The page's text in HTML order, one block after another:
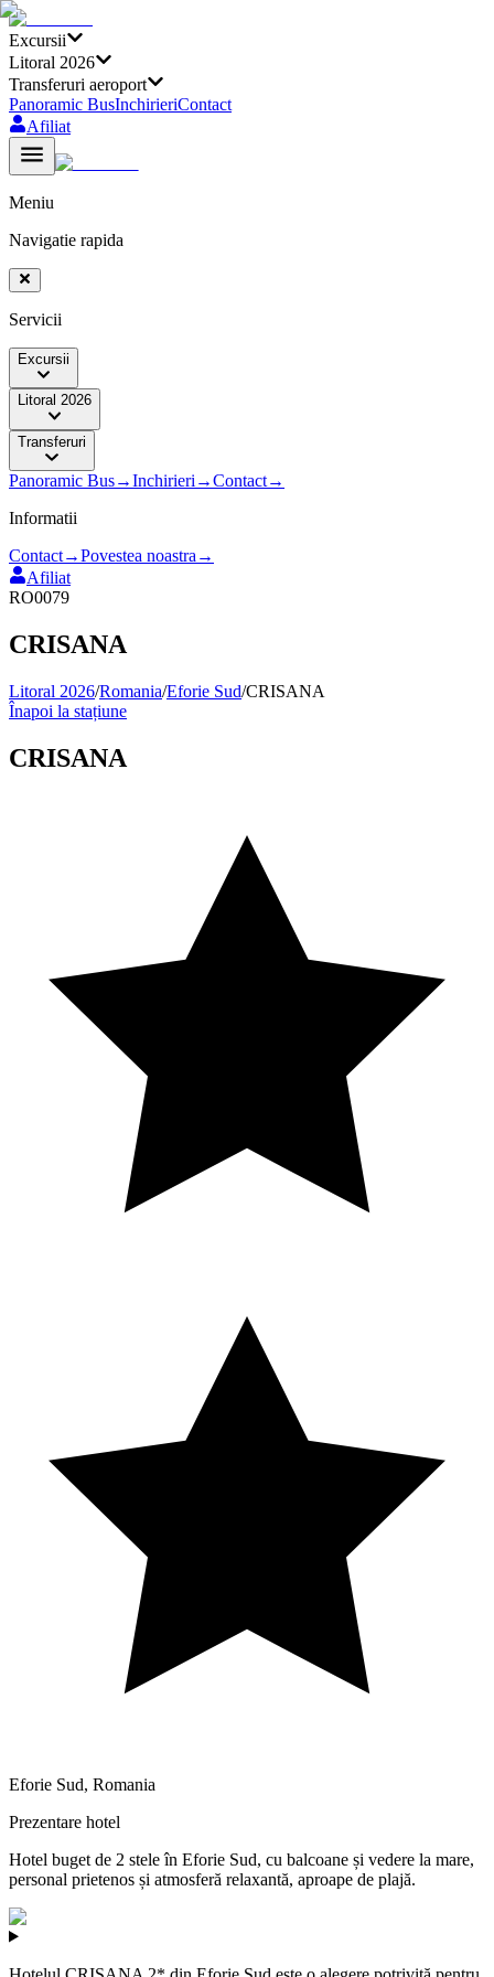
Excursii
Litoral 2026
Transferuri aeroport
Panoramic BusInchirieriContact
Afiliat
Meniu
Navigatie rapida
Servicii
Excursii
Litoral 2026
Transferuri
Panoramic Bus→Inchirieri →Contact→
Informatii
Contact→Povestea noastra →
Afiliat
RO0079
CRISANA
Litoral 2026/Romania/Eforie Sud/CRISANA
Înapoi la stațiune
CRISANA
Eforie Sud, Romania
Prezentare hotel
Hotel buget de 2 stele în Eforie Sud, cu balcoane și vedere la mare,
personal prietenos și atmosferă relaxantă, aproape de plajă.